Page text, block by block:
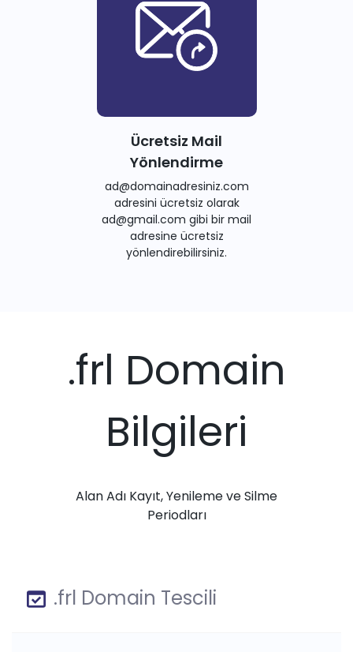
Ücretsiz Mail
Yönlendirme
ad@domainadresiniz.com
adresini ücretsiz olarak
ad@gmail.com gibi bir mail
adresine ücretsiz
yönlendirebilirsiniz.
.frl Domain
Bilgileri
Alan Adı Kayıt, Yenileme ve Silme
Periodları
.frl Domain Tescili